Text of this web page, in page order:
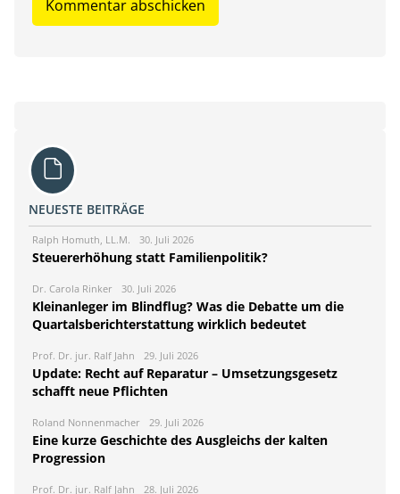
NEUESTE BEITRÄGE
Ralph Homuth, LL.M. 30. Juli 2026
Steuererhöhung statt Familienpolitik?
Dr. Carola Rinker 30. Juli 2026
Kleinanleger im Blindflug? Was die Debatte um die
Quartalsberichterstattung wirklich bedeutet
Prof. Dr. jur. Ralf Jahn 29. Juli 2026
Update: Recht auf Reparatur – Umsetzungsgesetz
schafft neue Pflichten
Roland Nonnenmacher 29. Juli 2026
Eine kurze Geschichte des Ausgleichs der kalten
Progression
Prof. Dr. jur. Ralf Jahn 28. Juli 2026